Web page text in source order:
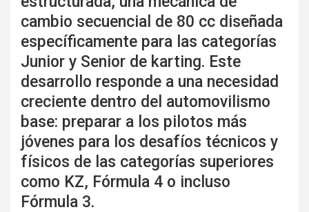
cambio secuencial de 80 cc diseñada
específicamente para las categorías
Junior y Senior de karting. Este
desarrollo responde a una necesidad
creciente dentro del automovilismo
base: preparar a los pilotos más
jóvenes para los desafíos técnicos y
físicos de las categorías superiores
como KZ, Fórmula 4 o incluso
Fórmula 3.